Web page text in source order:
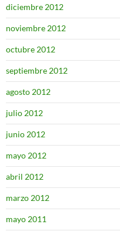
diciembre 2012
noviembre 2012
octubre 2012
septiembre 2012
agosto 2012
julio 2012
junio 2012
mayo 2012
abril 2012
marzo 2012
mayo 2011